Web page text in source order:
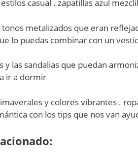
casual . zapatillas azul
metalizados que eran
lo puedas combinar con un
y las sandalias que puedan
ir a dormir
y colores vibrantes .
con los tips que nos van